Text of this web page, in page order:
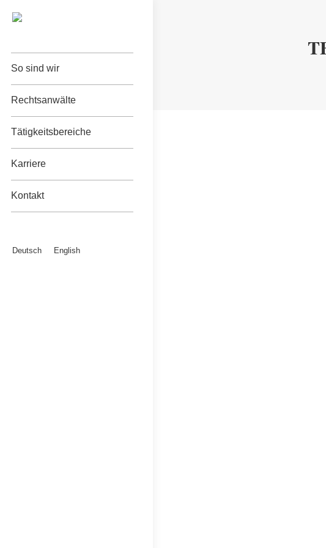
So sind wir
Rechtsanwälte
Tätigkeitsbereiche
Karriere
Kontakt
Deutsch English